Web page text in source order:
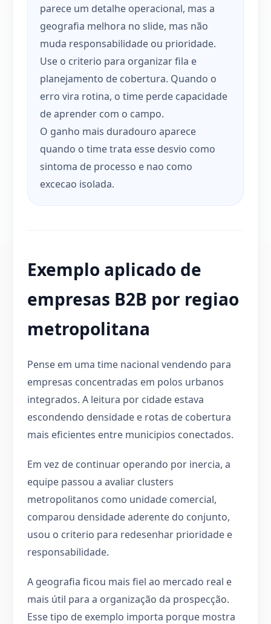
parece um detalhe operacional, mas a
geografia melhora no slide, mas não
muda responsabilidade ou prioridade.
Use o criterio para organizar fila e
planejamento de cobertura. Quando o
erro vira rotina, o time perde capacidade
de aprender com o campo.
O ganho mais duradouro aparece
quando o time trata esse desvio como
sintoma de processo e nao como
excecao isolada.
Exemplo aplicado de
empresas B2B por regiao
metropolitana
Pense em uma time nacional vendendo para
empresas concentradas em polos urbanos
integrados. A leitura por cidade estava
escondendo densidade e rotas de cobertura
mais eficientes entre municipios conectados.
Em vez de continuar operando por inercia, a
equipe passou a avaliar clusters
metropolitanos como unidade comercial,
comparou densidade aderente do conjunto,
usou o criterio para redesenhar prioridade e
responsabilidade.
A geografia ficou mais fiel ao mercado real e
mais útil para a organização da prospecção.
Esse tipo de exemplo importa porque mostra